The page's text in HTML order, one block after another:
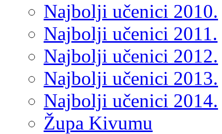
Najbolji učenici 2010.
Najbolji učenici 2011.
Najbolji učenici 2012.
Najbolji učenici 2013.
Najbolji učenici 2014.
Župa Kivumu